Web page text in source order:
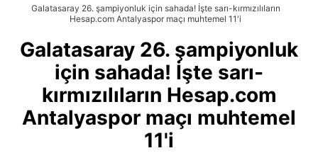
Galatasaray 26. şampiyonluk için sahada! İşte sarı-kırmızılıların
Hesap.com Antalyaspor maçı muhtemel 11'i
Galatasaray 26. şampiyonluk
için sahada! İşte sarı-
kırmızılıların Hesap.com
Antalyaspor maçı muhtemel
11'i